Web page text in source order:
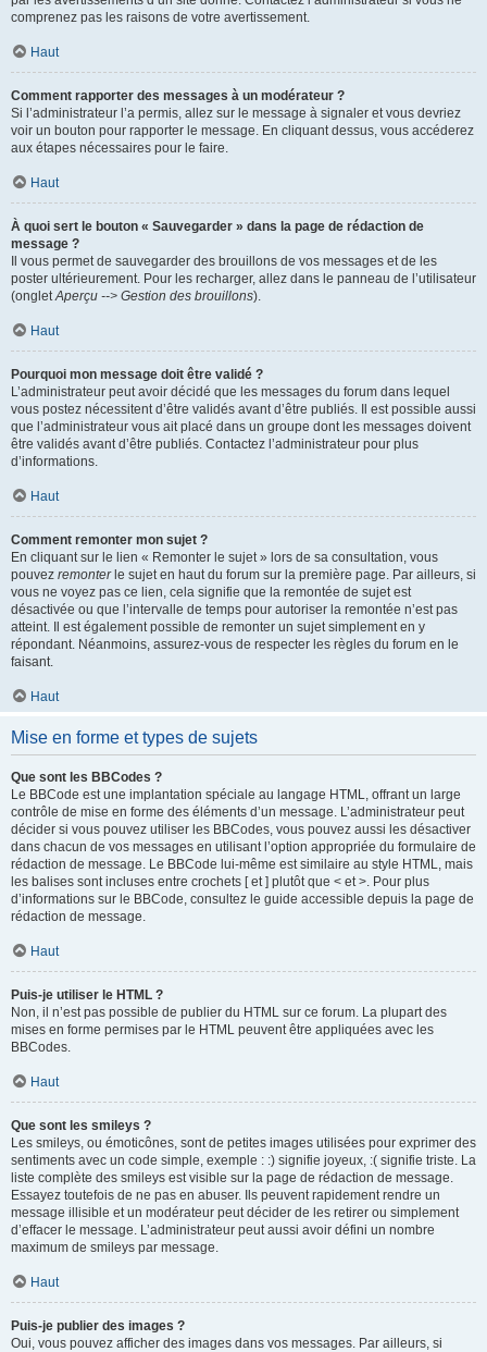
comprenez pas les raisons de votre avertissement.
Haut
Comment rapporter des messages à un modérateur ?
Si l’administrateur l’a permis, allez sur le message à signaler et vous devriez
voir un bouton pour rapporter le message. En cliquant dessus, vous accéderez
aux étapes nécessaires pour le faire.
Haut
À quoi sert le bouton « Sauvegarder » dans la page de rédaction de
message ?
Il vous permet de sauvegarder des brouillons de vos messages et de les
poster ultérieurement. Pour les recharger, allez dans le panneau de l’utilisateur
(ongletAperçu --> Gestion des brouillons).
Haut
Pourquoi mon message doit être validé ?
L’administrateur peut avoir décidé que les messages du forum dans lequel
vous postez nécessitent d’être validés avant d’être publiés. Il est possible aussi
que l’administrateur vous ait placé dans un groupe dont les messages doivent
être validés avant d’être publiés. Contactez l’administrateur pour plus
d’informations.
Haut
Comment remonter mon sujet ?
En cliquant sur le lien « Remonter le sujet » lors de sa consultation, vous
pouvez remonterle sujet en haut du forum sur la première page. Par ailleurs, si
vous ne voyez pas ce lien, cela signifie que la remontée de sujet est
désactivée ou que l’intervalle de temps pour autoriser la remontée n’est pas
atteint. Il est également possible de remonter un sujet simplement en y
répondant. Néanmoins, assurez-vous de respecter les règles du forum en le
faisant.
Haut
Mise en forme et types de sujets
Que sont les BBCodes ?
Le BBCode est une implantation spéciale au langage HTML, offrant un large
contrôle de mise en forme des éléments d’un message. L’administrateur peut
décider si vous pouvez utiliser les BBCodes, vous pouvez aussi les désactiver
dans chacun de vos messages en utilisant l’option appropriée du formulaire de
rédaction de message. Le BBCode lui-même est similaire au style HTML, mais
les balises sont incluses entre crochets [ et ] plutôt que < et >. Pour plus
d’informations sur le BBCode, consultez le guide accessible depuis la page de
rédaction de message.
Haut
Puis-je utiliser le HTML ?
Non, il n’est pas possible de publier du HTML sur ce forum. La plupart des
mises en forme permises par le HTML peuvent être appliquées avec les
BBCodes.
Haut
Que sont les smileys ?
Les smileys, ou émoticônes, sont de petites images utilisées pour exprimer des
sentiments avec un code simple, exemple : :) signifie joyeux, :( signifie triste. La
liste complète des smileys est visible sur la page de rédaction de message.
Essayez toutefois de ne pas en abuser. Ils peuvent rapidement rendre un
message illisible et un modérateur peut décider de les retirer ou simplement
d’effacer le message. L’administrateur peut aussi avoir défini un nombre
maximum de smileys par message.
Haut
Puis-je publier des images ?
Oui, vous pouvez afficher des images dans vos messages. Par ailleurs, si